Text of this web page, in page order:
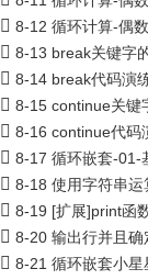
8-12 循环计算-偶
8-13 break关键字
8-14 break代码演
8-15 continue关键
8-16 continue代码
8-17 循环嵌套-01-
8-18 使用字符串运
8-19 [扩展]print函
8-20 输出行并且确
8-21 循环嵌套小星